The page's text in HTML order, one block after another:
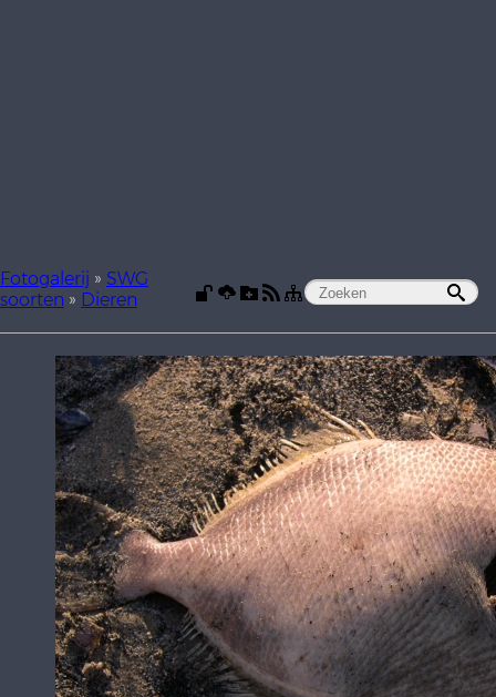
Fotogalerij » SWG
soorten » Dieren